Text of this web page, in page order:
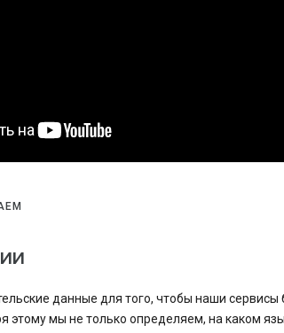
данные для того, чтобы наши сервисы
этому мы не только определяем, на каком